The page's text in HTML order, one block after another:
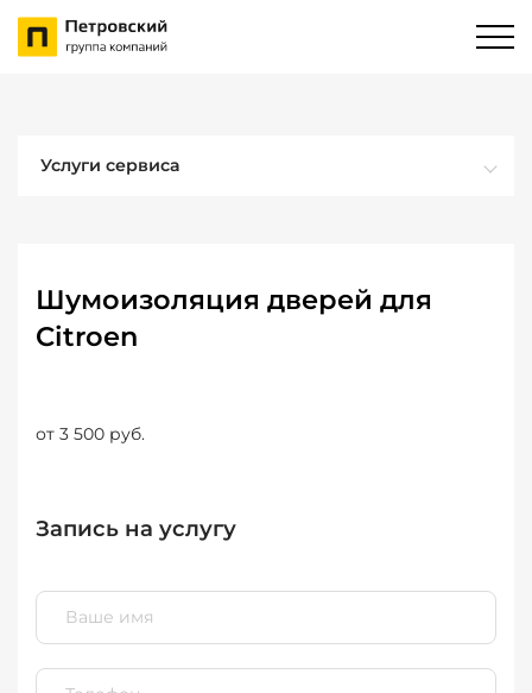
Услуги сервиса
Шумоизоляция дверей для
Citroen
от 3 500 руб.
Запись на услугу